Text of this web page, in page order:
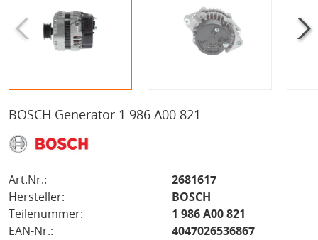
BOSCH Generator 1 986 A00 821
Art.Nr.:
2681617
Hersteller:
BOSCH
Teilenummer:
1 986 A00 821
EAN-Nr.:
4047026536867